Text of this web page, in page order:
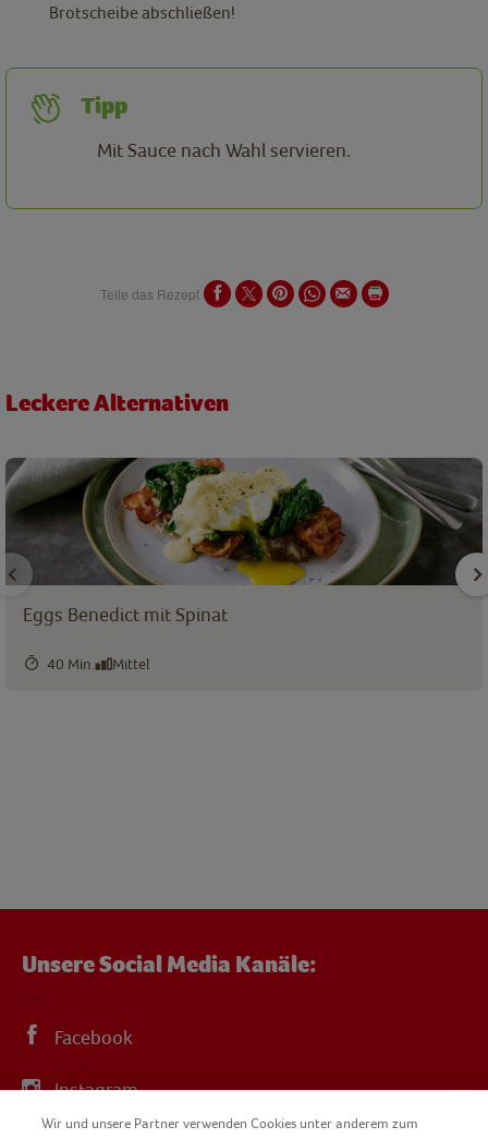
Brotscheibe abschließen!
Tipp
Mit Sauce nach Wahl servieren.
Teile das Rezept
Leckere Alternativen
Eggs Benedict mit Spinat
40 Min. Mittel
Unsere Social Media Kanäle:
Facebook
Instagram
Wir und unsere Partner verwenden Cookies unter anderem zum